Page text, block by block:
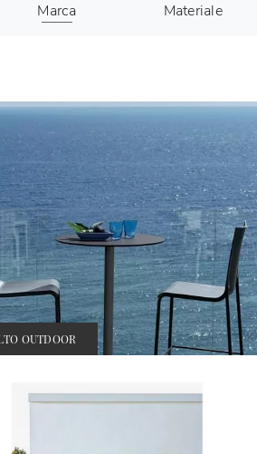
Marca Materiale
OUTDOOR